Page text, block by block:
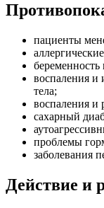
пациенты
беременность
воспаления
тела;
воспаления и
сахарный
проблемы
заболевания
Действие и